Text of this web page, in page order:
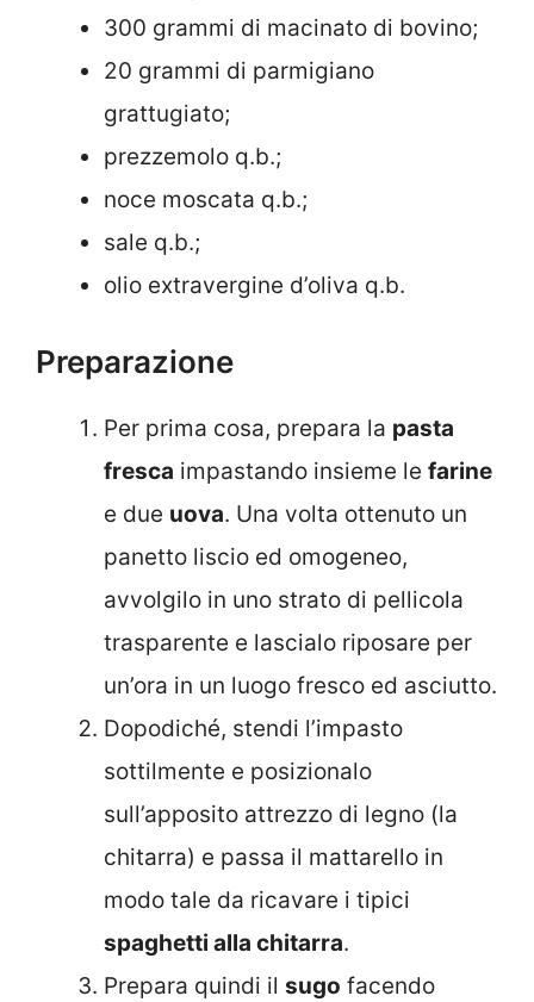
300 grammi di macinato di bovino;
20 grammi di parmigiano
grattugiato;
prezzemolo q.b.;
noce moscata q.b.;
sale q.b.;
olio extravergine d’oliva q.b.
Preparazione
Per prima cosa, prepara la pasta
fresca impastando insieme le farine
e due uova. Una volta ottenuto un
panetto liscio ed omogeneo,
avvolgilo in uno strato di pellicola
trasparente e lascialo riposare per
un’ora in un luogo fresco ed asciutto.
Dopodiché, stendi l’impasto
sottilmente e posizionalo
sull’apposito attrezzo di legno (la
chitarra) e passa il mattarello in
modo tale da ricavare i tipici
spaghetti alla chitarra.
Prepara quindi il sugo facendo